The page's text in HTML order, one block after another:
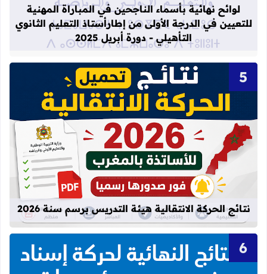
لوائح نهائية بأسماء الناجحين في المباراة المهنية
للتعيين في الدرجة الأولى من إطارأستاذ التعليم الثانوي
التأهيلي - دورة أبريل 2025
قراءة المزيد عن نتائج الحركة
نتائج الحركة الانتقالية هيئة التدريس برسم سنة 2026